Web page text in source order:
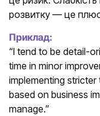
розвитку — це
Приклад:
“I tend to be detail-
time in minor
implementing
based on business
manage.”